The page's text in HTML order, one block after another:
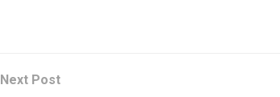
Next Post